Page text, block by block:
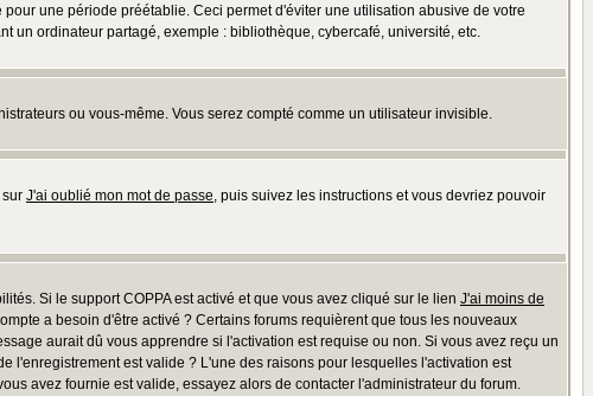
une période préétablie. Ceci permet d'éviter une utilisation abusive de votre
un ordinateur partagé, exemple : bibliothèque, cybercafé, université, etc.
ou vous-même. Vous serez compté comme un utilisateur invisible.
J'ai oublié mon mot de passe, puis suivez les instructions et vous devriez pouvoir
Si le support COPPA est activé et que vous avez cliqué sur le lien J'ai moins de
a besoin d'être activé ? Certains forums requièrent que tous les nouveaux
aurait dû vous apprendre si l'activation est requise ou non. Si vous avez reçu un
l'enregistrement est valide ? L'une des raisons pour lesquelles l'activation est
avez fournie est valide, essayez alors de contacter l'administrateur du forum.